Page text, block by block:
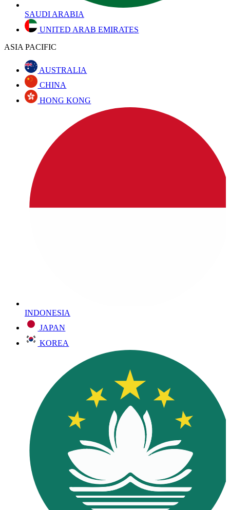
SAUDI ARABIA
UNITED ARAB EMIRATES
ASIA PACIFIC
AUSTRALIA
CHINA
HONG KONG
INDONESIA
JAPAN
KOREA